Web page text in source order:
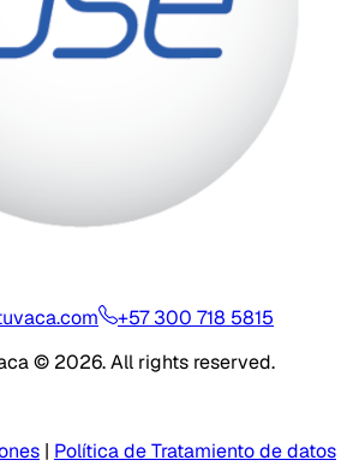
+57 300 718 5815
© 2026. All rights reserved.
| Política de Tratamiento de datos